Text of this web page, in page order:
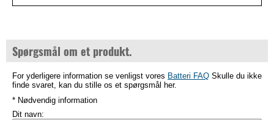
Spørgsmål om et produkt.
For yderligere information se venligst vores Batteri FAQ Skulle du ikke
finde svaret, kan du stille os et spørgsmål her.
* Nødvendig information
Dit navn: